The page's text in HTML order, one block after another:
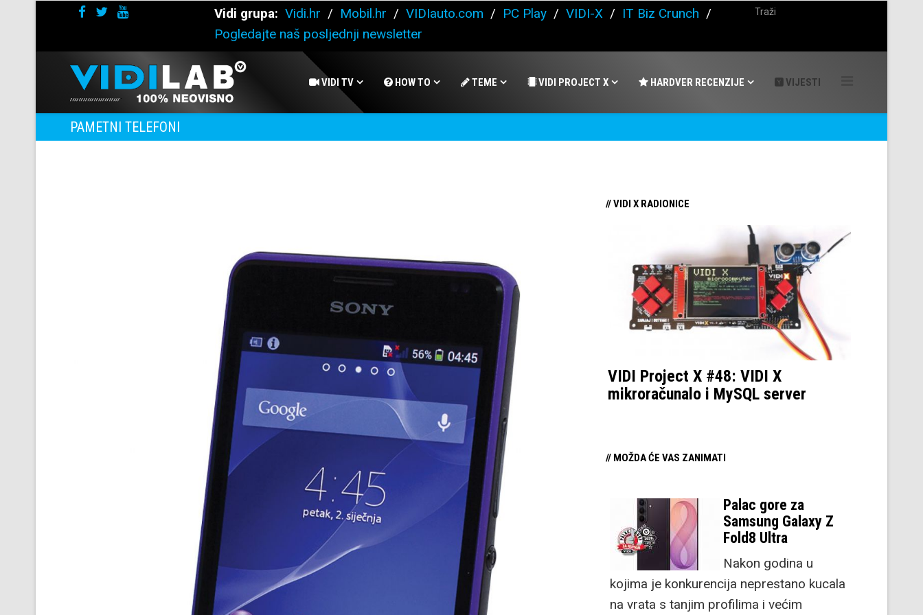
Vidi grupa: Vidi.hr / Mobil.hr / VIDIauto.com / PC Play / VIDI-X / IT Biz Crunch /
Pogledajte naš posljednji newsletter
VIDI TV HOW TO TEME VIDI PROJECT X HARDVER RECENZIJE VIJESTI
PAMETNI TELEFONI
// VIDI X RADIONICE
VIDI Project X #48: VIDI X
mikroračunalo i MySQL server
// MOŽDA ĆE VAS ZANIMATI
Palac gore za
Samsung Galaxy Z
Fold8 Ultra
Nakon godina u
kojima je konkurencija neprestano kucala
na vrata s tanjim profilima i većim